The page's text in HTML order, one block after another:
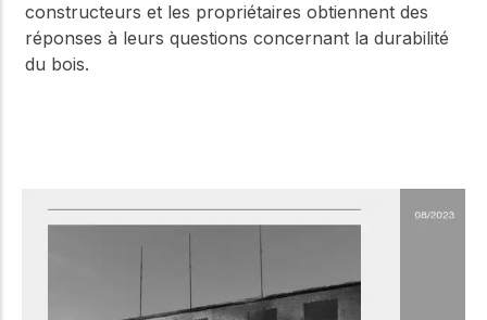
constructeurs et les propriétaires obtiennent des
réponses à leurs questions concernant la durabilité
du bois.